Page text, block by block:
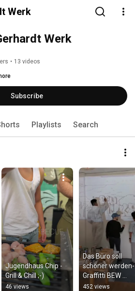
Werk
Werk
• 13 videos
Subscribe
Playlists Search
Jugendhaus Chip -
Grill & Chill ;-)
46 views
Das Büro soll
schöner werden-
Graffitti BEW
Wuhlheide
452 views